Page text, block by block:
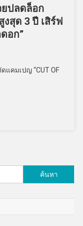
ยปลดล็อก
สุด 3 ปี เสิร์ฟ
อก”
แคมเปญ “CUT OF
สำหรับ: